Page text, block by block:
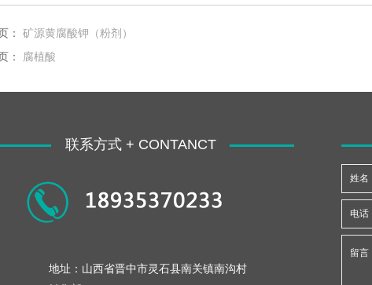
： 矿源黄腐酸钾（粉剂）
： 腐植酸
联系方式 + CONTANCT
地址：山西省晋中市灵石县南关镇南沟村
姓名
电话
留言